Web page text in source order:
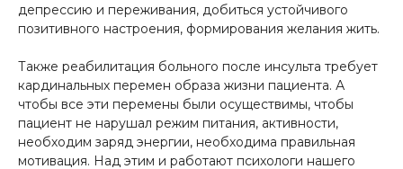
депрессию и переживания, добиться устойчивого
позитивного настроения, формирования желания жить.
Также реабилитация больного после инсульта требует
кардинальных перемен образа жизни пациента. А
чтобы все эти перемены были осуществимы, чтобы
пациент не нарушал режим питания, активности,
необходим заряд энергии, необходима правильная
мотивация. Над этим и работают психологи нашего